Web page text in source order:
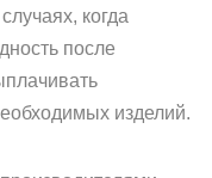
когда
после
изделий.